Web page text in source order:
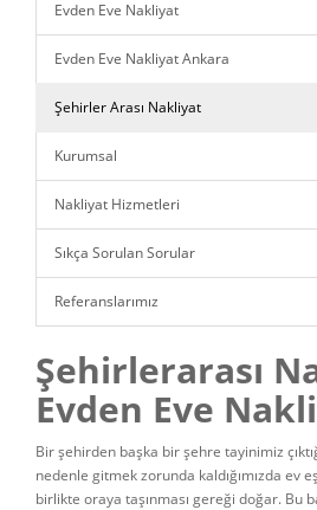
Evden Eve Nakliyat
Evden Eve Nakliyat Ankara
Şehirler Arası Nakliyat
Kurumsal
Nakliyat Hizmetleri
Sıkça Sorulan Sorular
Referanslarımız
Şehirlerarası
Evden Eve
Bir şehirden başka bir şehre tayinimiz
nedenle gitmek zorunda kaldığımızda ev
birlikte oraya taşınması gereği doğar. Bu